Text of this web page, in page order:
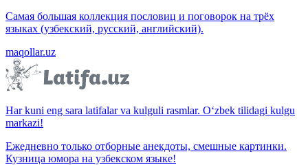
Самая большая коллекция пословиц и поговорок на трёх
языках (узбекский, русский, английский).
maqollar.uz
Har kuni eng sara latifalar va kulguli rasmlar. O‘zbek tilidagi kulgu
markazi!
Ежедневно только отборные анекдоты, смешные картинки.
Кузница юмора на узбекском языке!